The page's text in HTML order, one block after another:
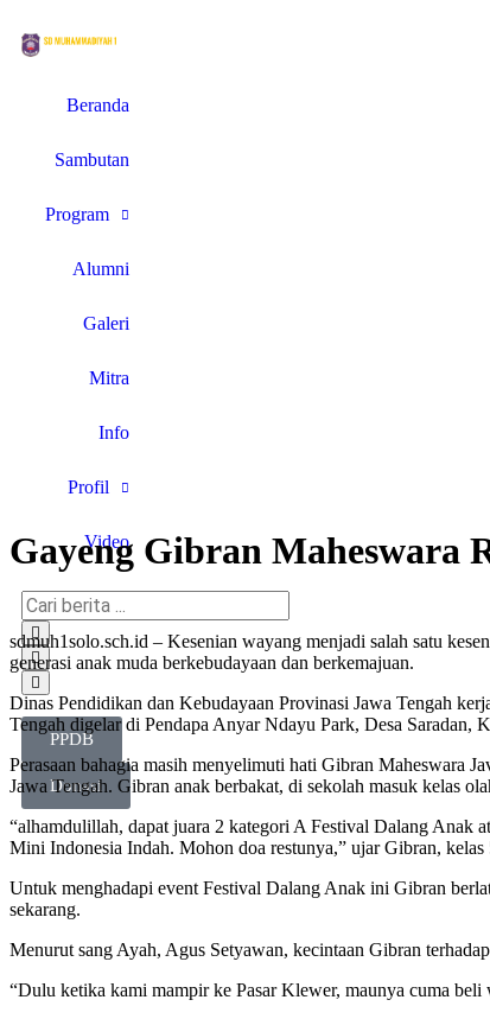
Beranda
Sambutan
Program
Alumni
Galeri
Mitra
Info
Profil
Video
PPDB
Donasi
Gayeng Gibran Maheswara
sdmuh1solo.sch.id – Kesenian wayang menjadi salah satu
generasi anak muda berkebudayaan dan berkemajuan.
Dinas Pendidikan dan Kebudayaan Provinasi Jawa Tengah
Tengah digelar di Pendapa Anyar Ndayu Park, Desa Saradan,
Perasaan bahagia masih menyelimuti hati Gibran Maheswara
Jawa Tengah. Gibran anak berbakat, di sekolah masuk kelas
“alhamdulillah, dapat juara 2 kategori A Festival Dalang Anak
Mini Indonesia Indah. Mohon doa restunya,” ujar Gibran,
Untuk menghadapi event Festival Dalang Anak ini Gibran
sekarang.
Menurut sang Ayah, Agus Setyawan, kecintaan Gibran
“Dulu ketika kami mampir ke Pasar Klewer, maunya cuma